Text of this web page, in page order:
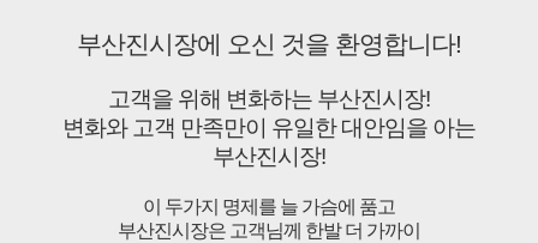
부산진시장에 오신 것을 환영합니다!
고객을 위해 변화하는 부산진시장!
변화와 고객 만족만이 유일한 대안임을 아는
부산진시장!
이 두가지 명제를 늘 가슴에 품고
부산진시장은 고객님께 한발 더 가까이